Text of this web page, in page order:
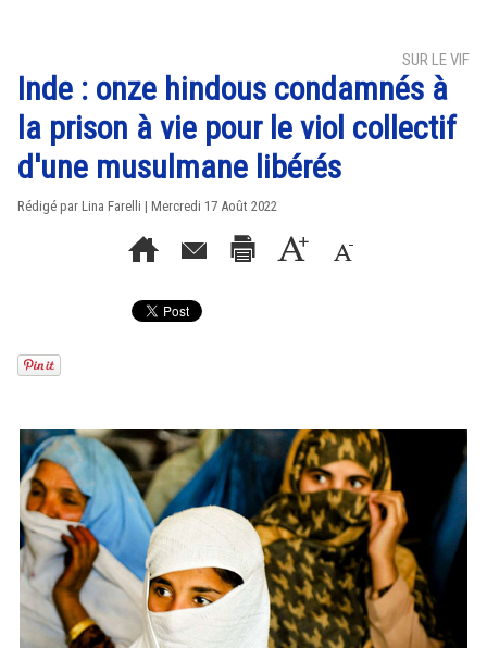
SUR LE VIF
Inde : onze hindous condamnés à
la prison à vie pour le viol collectif
d'une musulmane libérés
Rédigé par Lina Farelli | Mercredi 17 Août 2022